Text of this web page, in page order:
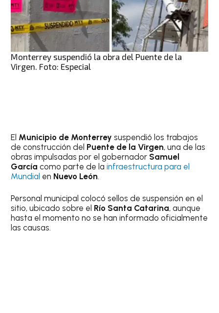
Monterrey suspendió la obra del Puente de la
Virgen. Foto: Especial
El Municipio de Monterrey suspendió los trabajos
de construcción del Puente de la Virgen, una de las
obras impulsadas por el gobernador Samuel
García como parte de lainfraestructura para el
Mundial en Nuevo León.
Personal municipal colocó sellos de suspensión en el
sitio, ubicado sobre el Río Santa Catarina, aunque
hasta el momento no se han informado oficialmente
las causas.